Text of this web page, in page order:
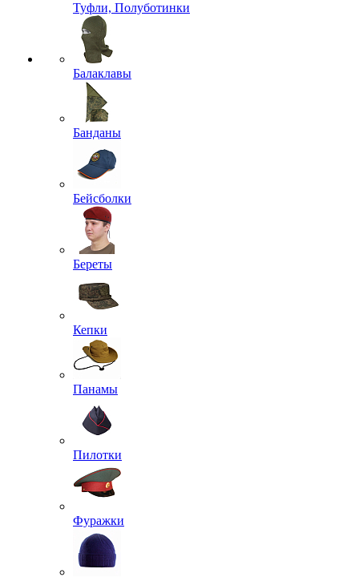
Туфли, Полуботинки
Балаклавы
Банданы
Бейсболки
Береты
Кепки
Панамы
Пилотки
Фуражки